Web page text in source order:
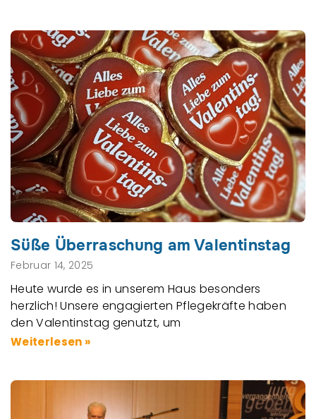
Süße Überraschung am Valentinstag
Februar 14, 2025
Heute wurde es in unserem Haus besonders
herzlich! Unsere engagierten Pflegekräfte haben
den Valentinstag genutzt, um
Weiterlesen »